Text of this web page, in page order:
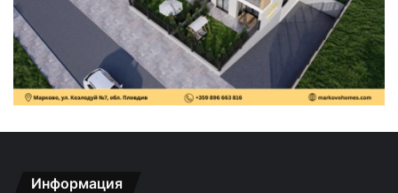
Информация